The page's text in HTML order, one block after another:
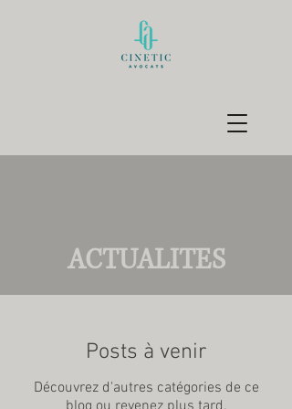
ACTUALITES
Posts à venir
Découvrez d'autres catégories de ce